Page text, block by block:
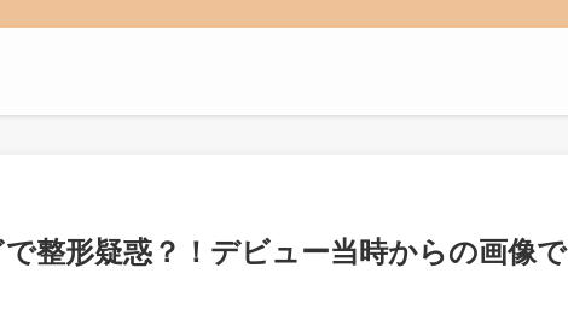
整形疑惑？！デビュー当時からの画像で